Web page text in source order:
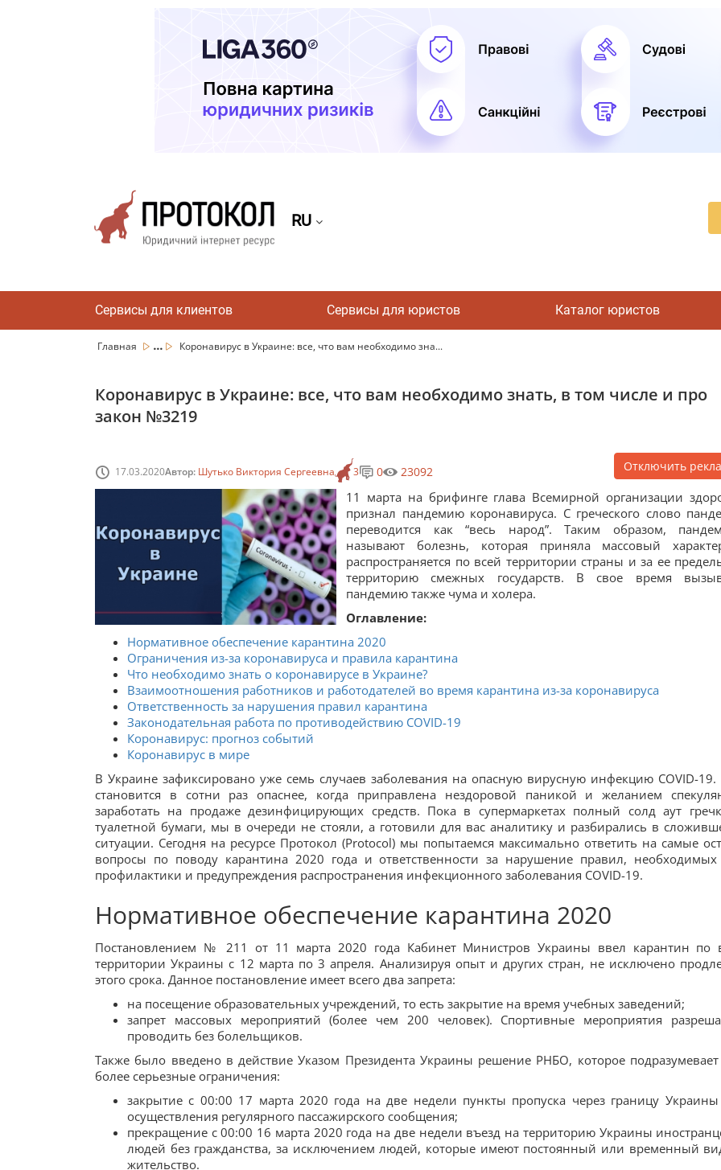
RU
Сервисы для клиентов Сервисы для юристов Каталог юристов
Главная ... Коронавирус в Украине: все, что вам необходимо зна...
Коронавирус в Украине: все, что вам необходимо знать, в том числе и про
закон №3219
17.03.2020Автор: Шутько Виктория Сергеевна 3 0 23092 Отключить
11 марта на брифинге глава Всемирной организации
признал пандемию коронавируса. С греческого слово
переводится как “весь народ”. Таким образом,
называют болезнь, которая приняла массовый
распространяется по всей территории страны и за ее
территорию смежных государств. В свое время
пандемию также чума и холера.
Оглавление:
Нормативное обеспечение карантина 2020
Ограничения из-за коронавируса и правила карантина
Что необходимо знать о коронавирусе в Украине?
Взаимоотношения работников и работодателей во время карантина из-за коронавируса
Ответственность за нарушения правил карантина
Законодательная работа по противодействию COVID-19
Коронавирус: прогноз событий
Коронавирус в мире
В Украине зафиксировано уже семь случаев заболевания на опасную вирусную инфекцию COVID-
становится в сотни раз опаснее, когда приправлена нездоровой паникой и желанием
заработать на продаже дезинфицирующих средств. Пока в супермаркетах полный солд аут
туалетной бумаги, мы в очереди не стояли, а готовили для вас аналитику и разбирались в
ситуации. Сегодня на ресурсе Протокол (Protocol) мы попытаемся максимально ответить на самые
вопросы по поводу карантина 2020 года и ответственности за нарушение правил, необходимых
профилактики и предупреждения распространения инфекционного заболевания СOVID-19.
Нормативное обеспечение карантина 2020
Постановлением № 211 от 11 марта 2020 года Кабинет Министров Украины ввел карантин по
территории Украины с 12 марта по 3 апреля. Анализируя опыт и других стран, не исключено
этого срока. Данное постановление имеет всего два запрета:
на посещение образовательных учреждений, то есть закрытие на время учебных заведений;
запрет массовых мероприятий (более чем 200 человек). Спортивные мероприятия
проводить без болельщиков.
Также было введено в действие Указом Президента Украины решение РНБО, которое
более серьезные ограничения:
закрытие с 00:00 17 марта 2020 года на две недели пункты пропуска через границу
осуществления регулярного пассажирского сообщения;
прекращение с 00:00 16 марта 2020 года на две недели въезд на территорию Украины
людей без гражданства, за исключением людей, которые имеют постоянный или временный
жительство.